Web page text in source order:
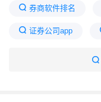
券商软件排名
证券公司app